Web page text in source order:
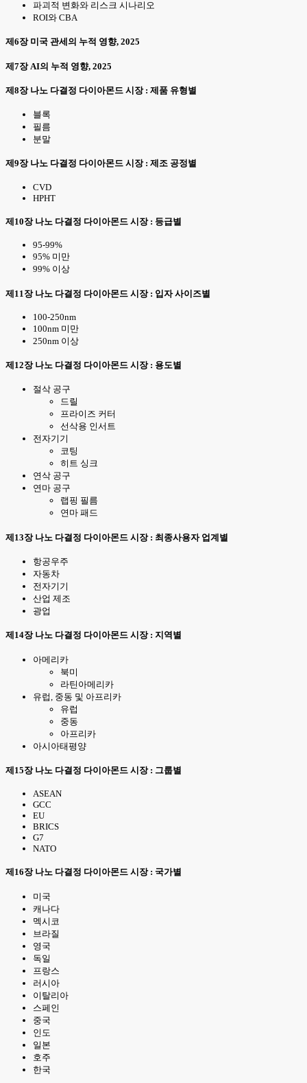
파괴적 변화와 리스크 시나리오
ROI와 CBA
제6장 미국 관세의 누적 영향, 2025
제7장 AI의 누적 영향, 2025
제8장 나노 다결정 다이아몬드 시장 : 제품 유형별
블록
필름
분말
제9장 나노 다결정 다이아몬드 시장 : 제조 공정별
CVD
HPHT
제10장 나노 다결정 다이아몬드 시장 : 등급별
95-99%
95% 미만
99% 이상
제11장 나노 다결정 다이아몬드 시장 : 입자 사이즈별
100-250nm
100nm 미만
250nm 이상
제12장 나노 다결정 다이아몬드 시장 : 용도별
절삭 공구
드릴
프라이즈 커터
선삭용 인서트
전자기기
코팅
히트 싱크
연삭 공구
연마 공구
랩핑 필름
연마 패드
제13장 나노 다결정 다이아몬드 시장 : 최종사용자 업계별
항공우주
자동차
전자기기
산업 제조
광업
제14장 나노 다결정 다이아몬드 시장 : 지역별
아메리카
북미
라틴아메리카
유럽, 중동 및 아프리카
유럽
중동
아프리카
아시아태평양
제15장 나노 다결정 다이아몬드 시장 : 그룹별
ASEAN
GCC
EU
BRICS
G7
NATO
제16장 나노 다결정 다이아몬드 시장 : 국가별
미국
캐나다
멕시코
브라질
영국
독일
프랑스
러시아
이탈리아
스페인
중국
인도
일본
호주
한국